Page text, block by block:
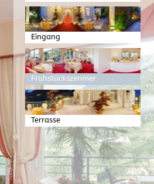
Eingang
Frühstückszimmer
Terrasse